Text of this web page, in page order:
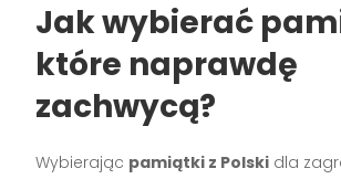
Jak wybierać
które naprawdę
zachwycą?
Wybierając pamiątki z Polski dla